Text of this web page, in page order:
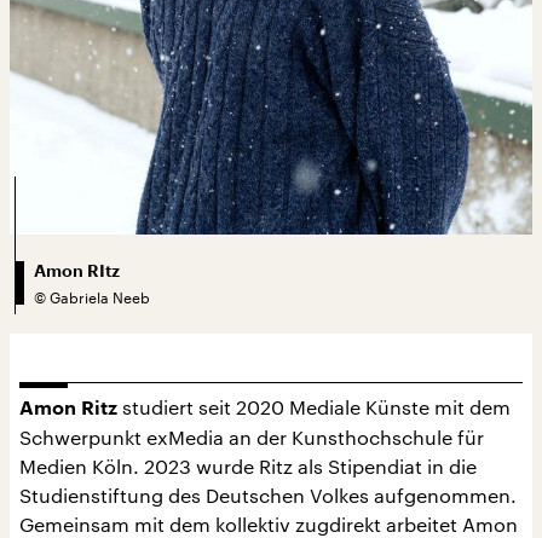
Amon RItz
© Gabriela Neeb
Amon Ritz studiert seit 2020 Mediale Künste mit dem
Schwerpunkt exMedia an der Kunsthochschule für
Medien Köln. 2023 wurde Ritz als Stipendiat in die
Studienstiftung des Deutschen Volkes aufgenommen.
Gemeinsam mit dem kollektiv zugdirekt arbeitet Amon